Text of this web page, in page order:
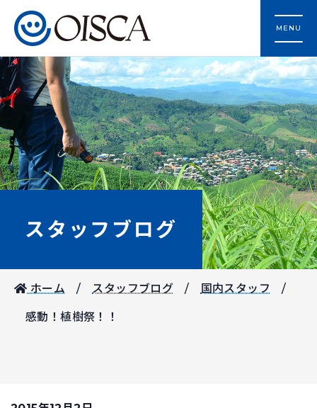
MENU
スタッフブログ
ホーム スタッフブログ 国内スタッフ
感動！植樹祭！！